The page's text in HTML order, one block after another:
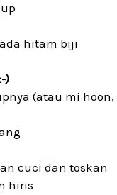
hitam biji
)
(atau mi
cuci dan toskan
hiris